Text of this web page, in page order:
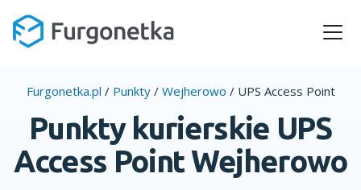
Furgonetka.pl / Punkty / Wejherowo / UPS Access Point
Punkty kurierskie UPS
Access Point Wejherowo